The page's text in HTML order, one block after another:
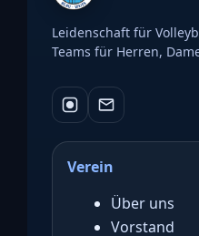
Leidenschaft für
Teams für Herren,
Verein
Über uns
Vorstand